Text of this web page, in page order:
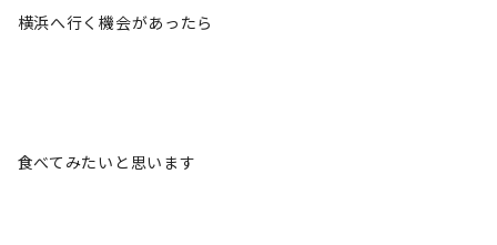
横浜へ行く機会があったら
食べてみたいと思います